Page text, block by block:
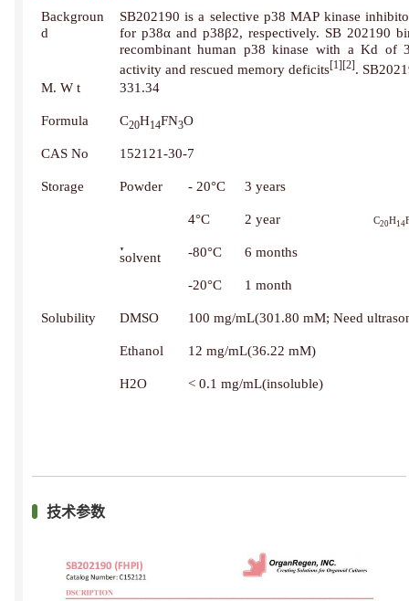
Backgroun
d
SB202190 is a selective p38 MAP kinase
for p38α and p38β2, respectively. SB 202190
recombinant human p38 kinase with a Kd of
activity and rescued memory deficits[1][2].
M. W t
331.34
Formula C20H14FN3O
CAS No 152121-30-7
Storage Powder - 20°C 3 years
4°C 2 year C20H14
In
solvent -80°C 6 months
-20°C 1 month
Solubility DMSO 100 mg/mL(301.80 mM; Need
Ethanol 12 mg/mL(36.22 mM)
H2O < 0.1 mg/mL(insoluble)
技术参数